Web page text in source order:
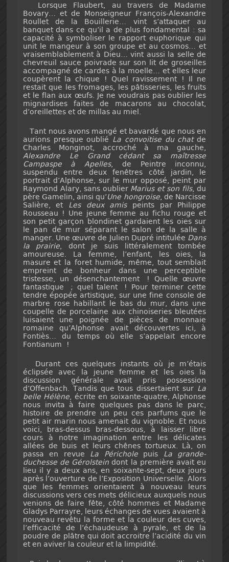
Lorsque Flaubert, au travers de Madame
Bovary… et de Monseigneur François-Alexandre
Roullet de la Bouillerie… vint s’attaquer au
banquet dans ce qu’il a de plus fondamental : sa
capacité à symboliser le rapport euphorique qui
unit le mangeur à son groupe et au cosmos… et
vraisemblablement à Dieu… vint aussi la selle de
chevreuil sauce poivrade sur son lit de groseilles
accompagné de cardes à la moelle… et elles leur
coupèrent la chique ! Quel ravissement ! Il ne
restait que les fromages, les pâtisseries, les fruits
et le flan aux œufs. Je ne voudrais pas oublier les
mignardises faites de macarons au chocolat,
d’oreillettes et de millas au miel.
Tant nous avons mangé et bavardé que nous en
aurions presque oublié La convoitise du chatde
Charles Monginot, accroché à ma gauche,
Alexandre Le Grand cédant sa maîtresse
Campaspe à Apelles, de Peintre inconnu,
suspendu entre deux fenêtres côté jardin, le
portrait d’Alphonse, sur le mur opposé, peint par
Raymond Alary, sans oublier Marius et son fils, du
père Gamelin, ainsi qu’Une hongroise, de Narcisse
Salière, et Les deux amispeints par Philippe
Rousseau ! Une jeune femme au fichu rouge et
son petit garçon blondinet gardaient les oies sur
le pan de mur séparant le salon de la salle à
manger. Une œuvre de Julien Dupré intitulée Dans
la prairie , dont je suis littéralement tombée
amoureuse. La femme, l’enfant, les oies, la
masure et la foret humide, même, tout semblait
empreint de bonheur dans une perceptible
tristesse, un désenchantement ! Quelle œuvre
fantastique ; quel talent ! Pour terminer cette
tendre épopée artistique, sur une fine console de
marbre rose habillant le bas du mur, dans une
coupelle de porcelaine aux chinoiseries bleutées
luisaient une poignée de pièces de monnaie
romaine qu’Alphonse avait découvertes ici, à
Fontiès… du temps où elle s’appelait encore
Fontianum !
Durant ces quelques instants où je m’étais
éclipsée avec la jeune femme et les oies la
discussion générale avait pris possession
d’Offenbach. Tandis que tous dissertaient sur La
belle Hélène , écrite en soixante-quatre, Alphonse
nous invita à faire quelques pas dans le parc,
histoire de prendre un peu ces parfums que le
petit air marin nous amenait du vignoble. Et nous
voici, bras-dessus bras-dessous, à laisser libre
cours à notre imagination entre les délicates
allées de buis et leurs chênes tortueux. Là, on
passa en revue La Périchole puis La grande-
duchesse de Gérolstein dont la première avait eu
lieu il y a deux ans, en soixante-sept, deux jours
après l’ouverture de l’Exposition Universelle. Alors
que les femmes orientaient à nouveau leurs
discussions vers ces mets délicieux auxquels nous
venions de faire fête, côté hommes et Madame
Gladys Parrayre, leurs échanges de vues avaient à
nouveau revêtu la forme et la couleur des cuves,
l’efficacité de l’échaudeuse à pyrale, et de la
poudre de plâtre qui doit accroitre l’acidité du vin
et en aviver la couleur et la limpidité.